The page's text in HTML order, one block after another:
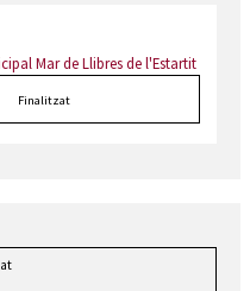
Mar de Llibres de l'Estartit
Finalitzat